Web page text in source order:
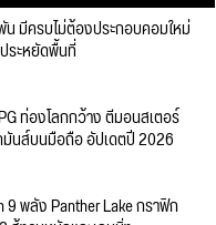
มีครบไม่ต้องประกอบคอมใหม่
ระหยัดพื้นที่
ท่องโลกกว้าง ตีมอนสเตอร์
นส์บนมือถือ อัปเดตปี 2026
9 พลัง Panther Lake กราฟิก